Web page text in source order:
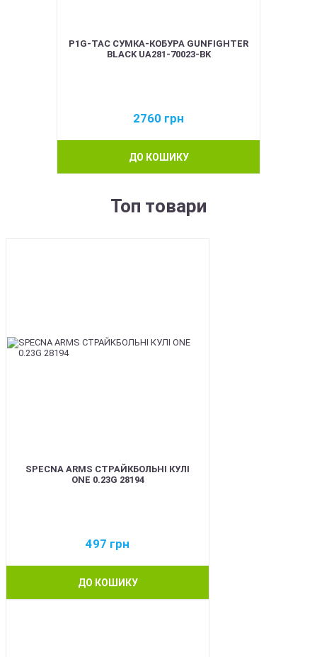
P1G-TAC СУМКА-КОБУРА GUNFIGHTER
BLACK UA281-70023-BK
2760 грн
ДО КОШИКУ
Топ товари
SPECNA ARMS СТРАЙКБОЛЬНІ КУЛІ
ONE 0.23G 28194
497 грн
ДО КОШИКУ